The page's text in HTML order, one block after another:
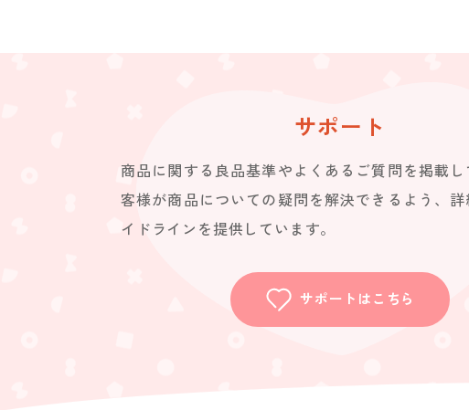
サポート
商品に関する良品基準やよくあるご質問を掲載
客様が商品についての疑問を解決できるよう、
イドラインを提供しています。
サポートはこちら